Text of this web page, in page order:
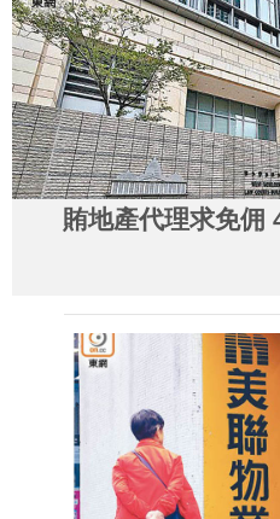
賄地產代理求免佣